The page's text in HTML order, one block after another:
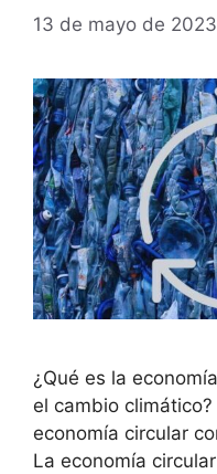
13 de mayo de 2023
¿Qué es la
el cambio
economía circular
La economía